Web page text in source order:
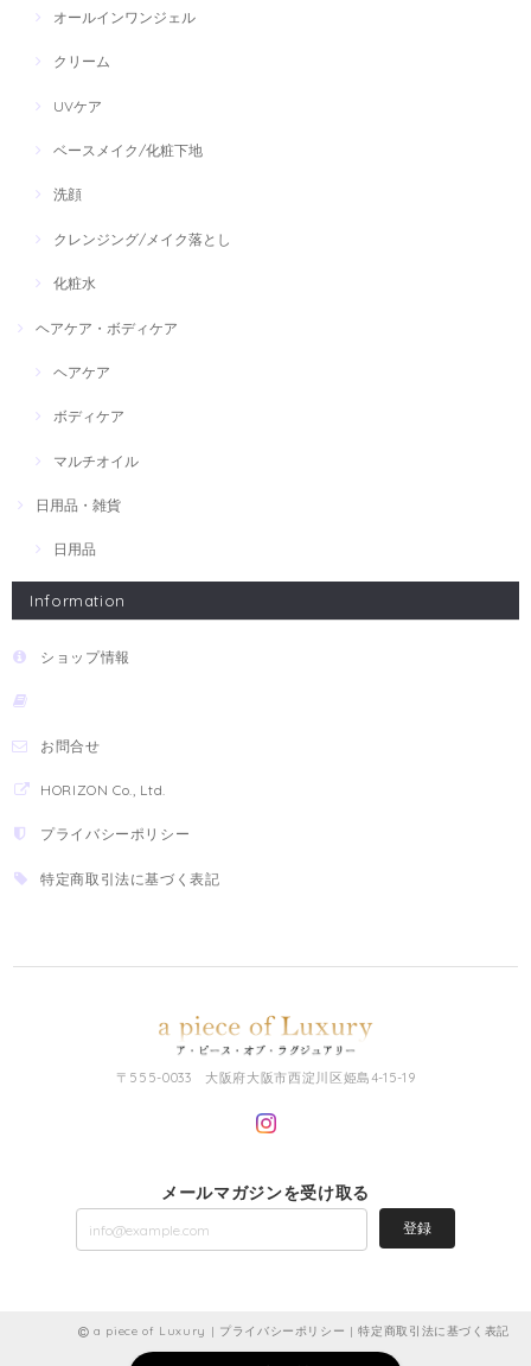
オールインワンジェル
クリーム
UVケア
ベースメイク/化粧下地
洗顔
クレンジング/メイク落とし
化粧水
ヘアケア・ボディケア
ヘアケア
ボディケア
マルチオイル
日用品・雑貨
日用品
Information
ショップ情報
お問合せ
HORIZON Co., Ltd.
プライバシーポリシー
特定商取引法に基づく表記
〒555-0033 大阪府大阪市西淀川区姫島4-15-19
メールマガジンを受け取る
登録
a piece of Luxury | プライバシーポリシー |特定商取引法に基づく表記